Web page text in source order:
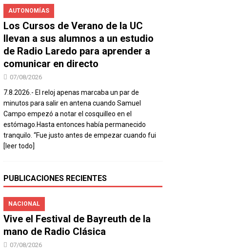
AUTONOMÍAS
Los Cursos de Verano de la UC
llevan a sus alumnos a un estudio
de Radio Laredo para aprender a
comunicar en directo
07/08/2026
7.8.2026.- El reloj apenas marcaba un par de
minutos para salir en antena cuando Samuel
Campo empezó a notar el cosquilleo en el
estómago.Hasta entonces había permanecido
tranquilo. “Fue justo antes de empezar cuando fui
[leer todo]
PUBLICACIONES RECIENTES
NACIONAL
Vive el Festival de Bayreuth de la
mano de Radio Clásica
07/08/2026